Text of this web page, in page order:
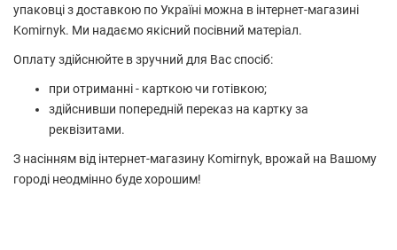
упаковці з доставкою по Україні можна в інтернет-магазині
Komirnyk. Ми надаємо якісний посівний матеріал.
Оплату здійснюйте в зручний для Вас спосіб:
при отриманні - карткою чи готівкою;
здійснивши попередній переказ на картку за
реквізитами.
З насінням від інтернет-магазину Komirnyk, врожай на Вашому
городі неодмінно буде хорошим!